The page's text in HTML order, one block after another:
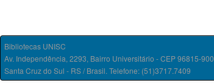
Bibliotecas UNISC
Av. Independência, 2293, Bairro Universitário - CEP 96815-900
Santa Cruz do Sul - RS / Brasil. Telefone: (51)3717.7409